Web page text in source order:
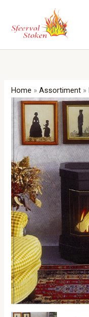
inhoud
Home »Assortiment »